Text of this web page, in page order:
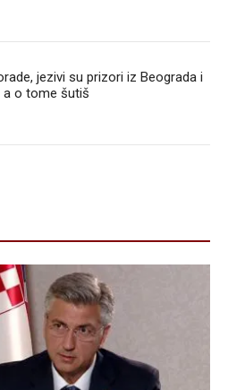
jezivi su prizori iz Beograda i
a o tome šutiš